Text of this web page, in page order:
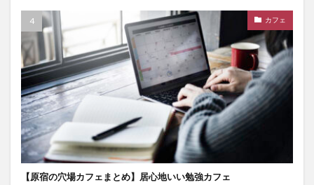
カフェ
【原宿の穴場カフェまとめ】居心地いい勉強カフェ